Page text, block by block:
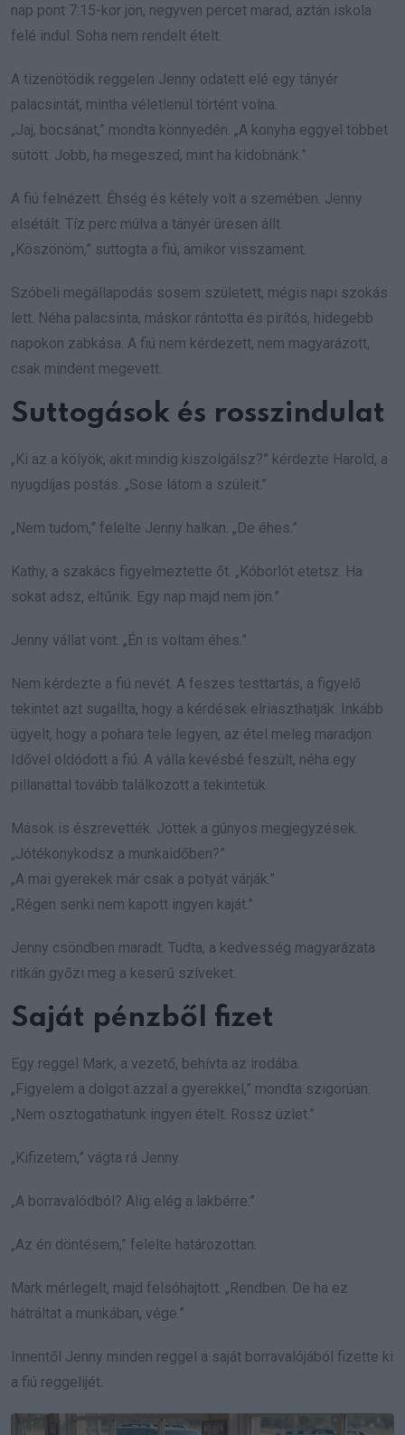
nap pont 7:15-kor jön, negyven percet marad, aztán iskola
felé indul. Soha nem rendelt ételt.
A tizenötödik reggelen Jenny odatett elé egy tányér
palacsintát, mintha véletlenül történt volna.
„Jaj, bocsánat,” mondta könnyedén. „A konyha eggyel többet
sütött. Jobb, ha megeszed, mint ha kidobnánk.”
A fiú felnézett. Éhség és kétely volt a szemében. Jenny
elsétált. Tíz perc múlva a tányér üresen állt.
„Köszönöm,” suttogta a fiú, amikor visszament.
Szóbeli megállapodás sosem született, mégis napi szokás
lett. Néha palacsinta, máskor rántotta és pirítós, hidegebb
napokon zabkása. A fiú nem kérdezett, nem magyarázott,
csak mindent megevett.
Suttogások és rosszindulat
„Ki az a kölyök, akit mindig kiszolgálsz?” kérdezte Harold, a
nyugdíjas postás. „Sose látom a szüleit.”
„Nem tudom,” felelte Jenny halkan. „De éhes.”
Kathy, a szakács figyelmeztette őt. „Kóborlót etetsz. Ha
sokat adsz, eltűnik. Egy nap majd nem jön.”
Jenny vállat vont. „Én is voltam éhes.”
Nem kérdezte a fiú nevét. A feszes testtartás, a figyelő
tekintet azt sugallta, hogy a kérdések elriaszthatják. Inkább
ügyelt, hogy a pohara tele legyen, az étel meleg maradjon.
Idővel oldódott a fiú. A válla kevésbé feszült, néha egy
pillanattal tovább találkozott a tekintetük.
Mások is észrevették. Jöttek a gúnyos megjegyzések.
„Jótékonykodsz a munkaidőben?”
„A mai gyerekek már csak a potyát várják.”
„Régen senki nem kapott ingyen kaját.”
Jenny csöndben maradt. Tudta, a kedvesség magyarázata
ritkán győzi meg a keserű szíveket.
Saját pénzből fizet
Egy reggel Mark, a vezető, behívta az irodába.
„Figyelem a dolgot azzal a gyerekkel,” mondta szigorúan.
„Nem osztogathatunk ingyen ételt. Rossz üzlet.”
„Kifizetem,” vágta rá Jenny.
„A borravalódból? Alig elég a lakbérre.”
„Az én döntésem,” felelte határozottan.
Mark mérlegelt, majd felsóhajtott. „Rendben. De ha ez
hátráltat a munkában, vége.”
Innentől Jenny minden reggel a saját borravalójából fizette ki
a fiú reggelijét.